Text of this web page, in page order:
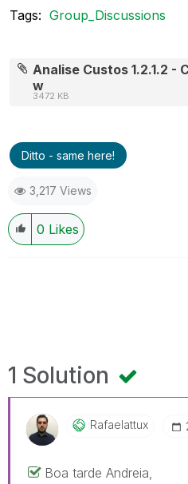
Tags: Group_Discussions
Analise Custos 1.2.1.2 -
w
3472 KB
Ditto - same here!
3,217 Views
0 Likes
1 Solution
Rafaelattux
Boa tarde Andreia,